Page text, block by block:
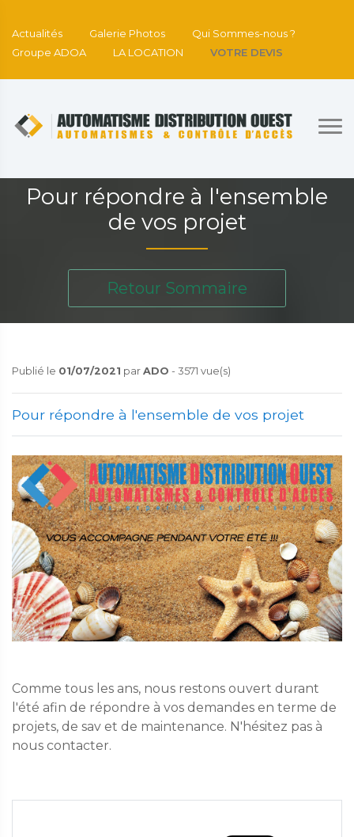
Actualités Galerie Photos
Qui Sommes-nous ?
Groupe ADOA
LA LOCATION VOTRE DEVIS
Pour répondre à l'ensemble
de vos projet
Retour Sommaire
Publié le 01/07/2021 par ADO - 3571 vue(s)
Pour répondre à l'ensemble de vos projet
Comme tous les ans, nous restons ouvert durant
l'été afin de répondre à vos demandes en terme de
projets, de sav et de maintenance. N'hésitez pas à
nous contacter.